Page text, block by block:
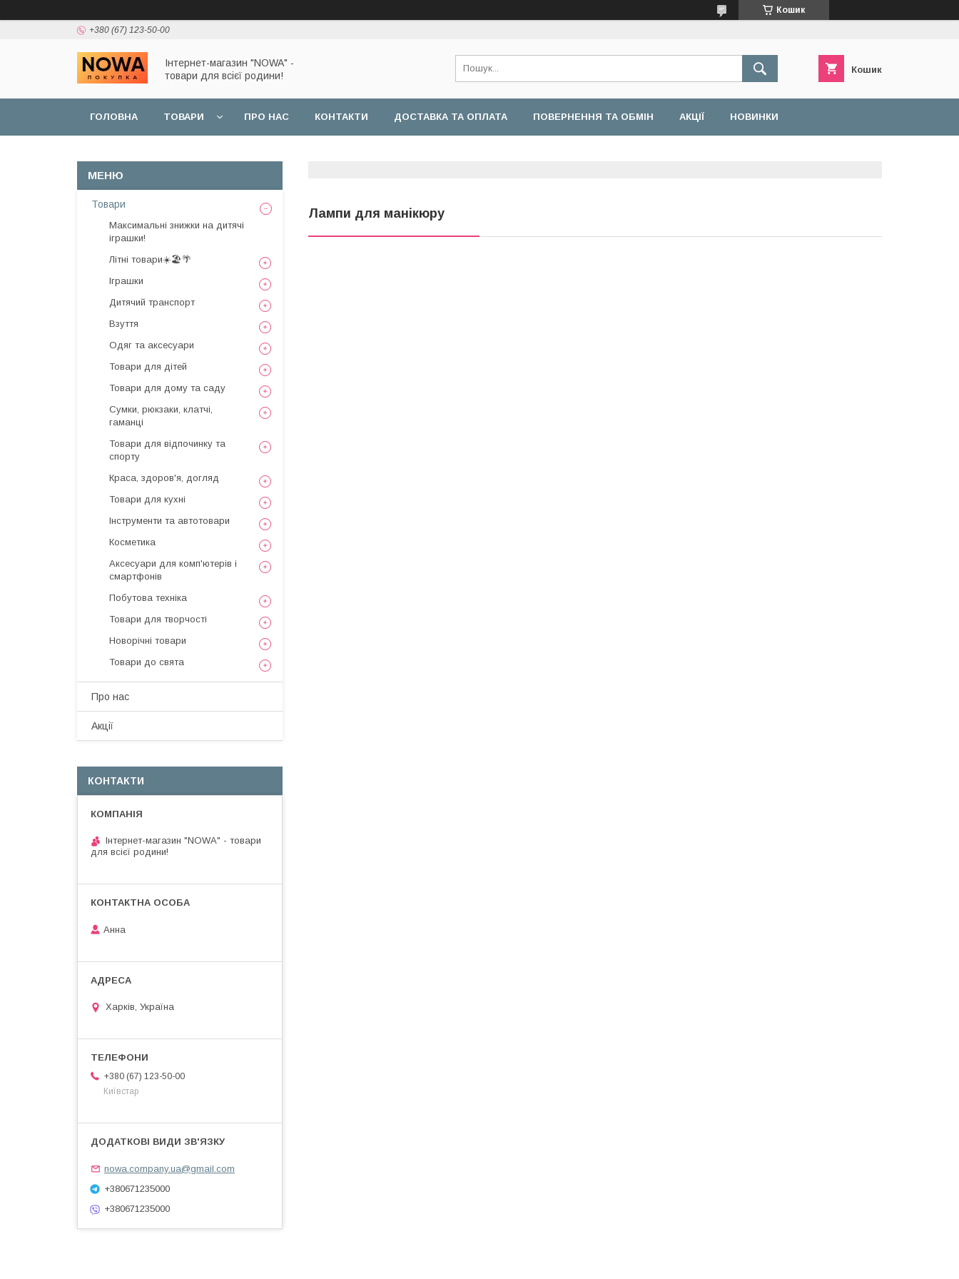
Кошик
+380 (67) 123-50-00
Інтернет-магазин "NOWA" -
товари для всієї родини!
Кошик
ГОЛОВНА ТОВАРИ ПРО НАС КОНТАКТИ ДОСТАВКА ТА ОПЛАТА ПОВЕРНЕННЯ ТА ОБМІН АКЦІЇ НОВИНКИ
Лампи для манікюру
Товари
Максимальні знижки на дитячі
іграшки!
Літні товари☀️🏖️🌴
Іграшки
Дитячий транспорт
Взуття
Одяг та аксесуари
Товари для дітей
Товари для дому та саду
Сумки, рюкзаки, клатчі,
гаманці
Товари для відпочинку та
спорту
Краса, здоров'я, догляд
Товари для кухні
Інструменти та автотовари
Косметика
Аксесуари для комп'ютерів і
смартфонів
Побутова техніка
Товари для творчості
Новорічні товари
Товари до свята
Про нас
Акції
КОНТАКТИ
Інтернет-магазин "NOWA" - товари
для всієї родини!
Анна
Харків, Україна
+380 (67) 123-50-00
Київстар
nowa.company.ua@gmail.com
+380671235000
+380671235000